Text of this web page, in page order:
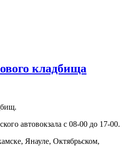
кладбища
автовокзала с 08-00 до 17-00.
Янауле, Октябрьском,